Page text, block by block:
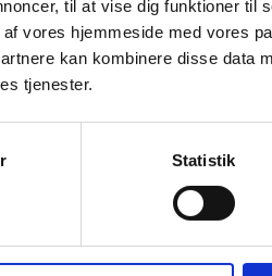
til at vise dig funktioner til
vores hjemmeside med vores
kan kombinere disse data
tjenester.
Statistik